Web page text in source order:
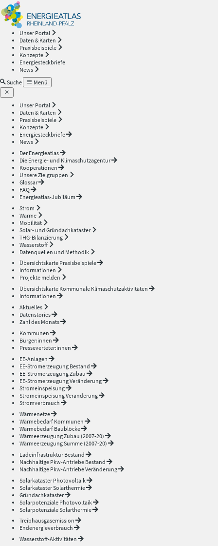
Unser Portal
Daten & Karten
Praxisbeispiele
Konzepte
Energiesteckbriefe
News
Suche
Menü
Unser Portal
Daten & Karten
Praxisbeispiele
Konzepte
Energiesteckbriefe
News
Der Energieatlas
Die Energie- und Klimaschutzagentur
Kooperationen
Unsere Zielgruppen
Glossar
FAQ
Energieatlas-Jubiläum
Strom
Wärme
Mobilität
Solar- und Gründachkataster
THG-Bilanzierung
Wasserstoff
Datenquellen und Methodik
Übersichtskarte Praxisbeispiele
Informationen
Projekte melden
Übersichtskarte Kommunale Klimaschutzaktivitäten
Informationen
Aktuelles
Datenstories
Zahl des Monats
Kommunen
Bürger:innen
Presseverteter:innen
EE-Anlagen
EE-Stromerzeugung Bestand
EE-Stromerzeugung Zubau
EE-Stromerzeugung Veränderung
Stromeinspeisung
Stromeinspeisung Veränderung
Stromverbrauch
Wärmenetze
Wärmebedarf Kommunen
Wärmebedarf Baublöcke
Wärmeerzeugung Zubau (2007-20)
Wärmeerzeugung Summe (2007-20)
Ladeinfrastruktur Bestand
Nachhaltige Pkw-Antriebe Bestand
Nachhaltige Pkw-Antriebe Veränderung
Solarkataster Photovoltaik
Solarkataster Solarthermie
Gründachkataster
Solarpotenziale Photovoltaik
Solarpotenziale Solarthermie
Treibhausgasemission
Endenergieverbrauch
Wasserstoff-Aktivitäten